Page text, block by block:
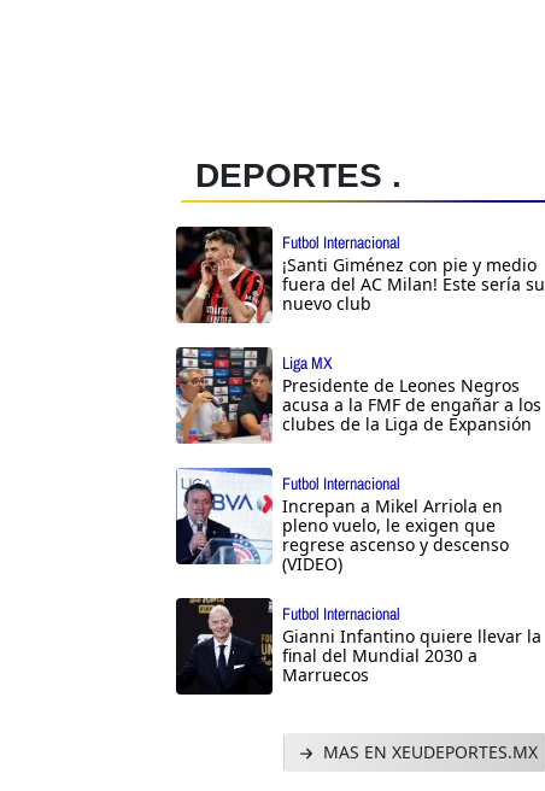
DEPORTES .
Futbol Internacional
¡Santi Giménez con pie y medio
fuera del AC Milan! Este sería su
nuevo club
Liga MX
Presidente de Leones Negros
acusa a la FMF de engañar a los
clubes de la Liga de Expansión
Futbol Internacional
Increpan a Mikel Arriola en
pleno vuelo, le exigen que
regrese ascenso y descenso
(VIDEO)
Futbol Internacional
Gianni Infantino quiere llevar la
final del Mundial 2030 a
Marruecos
MAS EN XEUDEPORTES.MX